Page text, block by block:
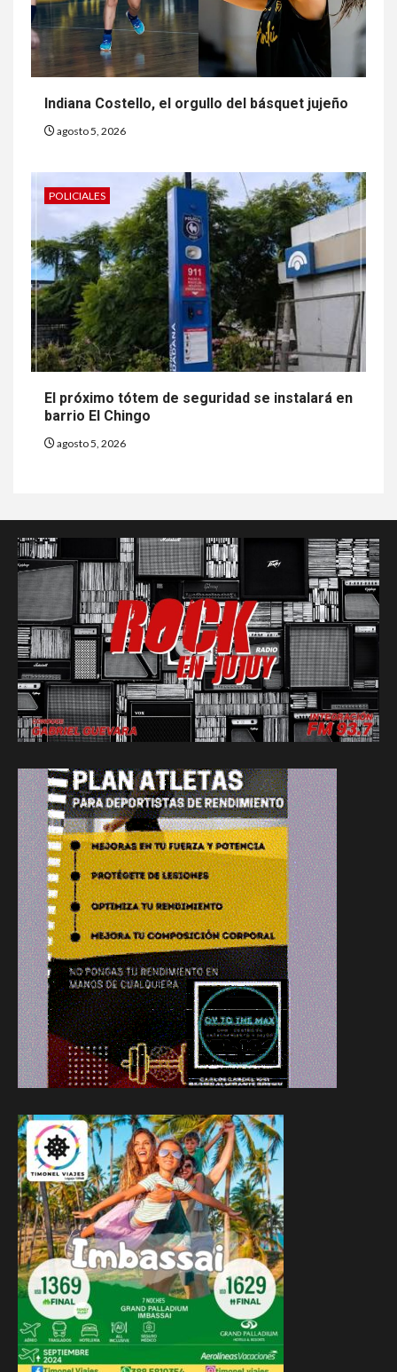
Indiana Costello, el orgullo del básquet jujeño
agosto 5, 2026
POLICIALES
El próximo tótem de seguridad se instalará en
barrio El Chingo
agosto 5, 2026